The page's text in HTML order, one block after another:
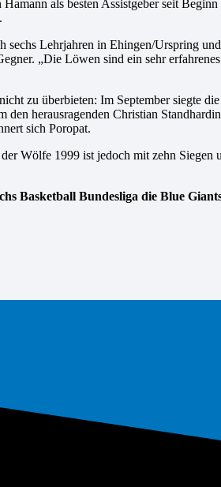
als besten Assistgeber seit Beginn
sechs Lehrjahren in Ehingen/Urspring
„Die Löwen sind ein sehr
zu überbieten: Im September siegte
herausragenden Christian
sich Poropat.
Wölfe 1999 ist jedoch mit zehn Siegen
Basketball Bundesliga die Blue